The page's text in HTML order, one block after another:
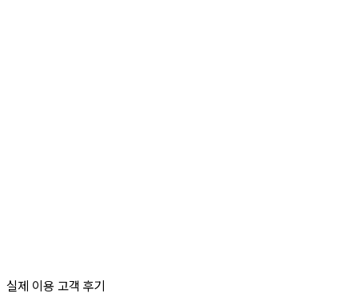
실제 이용 고객 후기